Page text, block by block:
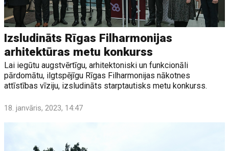
Izsludināts Rīgas Filharmonijas
arhitektūras metu konkurss
Lai iegūtu augstvērtīgu, arhitektoniski un funkcionāli
pārdomātu, ilgtspējīgu Rīgas Filharmonijas nākotnes
attīstības vīziju, izsludināts starptautisks metu konkurss.
18. janvāris, 2023, 14:47